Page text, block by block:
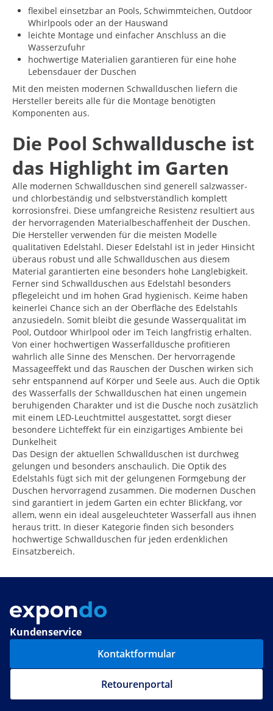
flexibel einsetzbar an Pools, Schwimmteichen, Outdoor
Whirlpools oder an der Hauswand
leichte Montage und einfacher Anschluss an die
Wasserzufuhr
hochwertige Materialien garantieren für eine hohe
Lebensdauer der Duschen
Mit den meisten modernen Schwallduschen liefern die
Hersteller bereits alle für die Montage benötigten
Komponenten aus.
Die Pool Schwalldusche ist
das Highlight im Garten
Alle modernen Schwallduschen sind generell salzwasser-
und chlorbeständig und selbstverständlich komplett
korrosionsfrei. Diese umfangreiche Resistenz resultiert aus
der hervorragenden Materialbeschaffenheit der Duschen.
Die Hersteller verwenden für die meisten Modelle
qualitativen Edelstahl. Dieser Edelstahl ist in jeder Hinsicht
überaus robust und alle Schwallduschen aus diesem
Material garantierten eine besonders hohe Langlebigkeit.
Ferner sind Schwallduschen aus Edelstahl besonders
pflegeleicht und im hohen Grad hygienisch. Keime haben
keinerlei Chance sich an der Oberfläche des Edelstahls
anzusiedeln. Somit bleibt die gesunde Wasserqualität im
Pool, Outdoor Whirlpool oder im Teich langfristig erhalten.
Von einer hochwertigen Wasserfalldusche profitieren
wahrlich alle Sinne des Menschen. Der hervorragende
Massageeffekt und das Rauschen der Duschen wirken sich
sehr entspannend auf Körper und Seele aus. Auch die Optik
des Wasserfalls der Schwallduschen hat einen ungemein
beruhigenden Charakter und ist die Dusche noch zusätzlich
mit einem LED-Leuchtmittel ausgestattet, sorgt dieser
besondere Lichteffekt für ein einzigartiges Ambiente bei
Dunkelheit
Das Design der aktuellen Schwallduschen ist durchweg
gelungen und besonders anschaulich. Die Optik des
Edelstahls fügt sich mit der gelungenen Formgebung der
Duschen hervorragend zusammen. Die modernen Duschen
sind garantiert in jedem Garten ein echter Blickfang, vor
allem, wenn ein ideal ausgeleuchteter Wasserfall aus ihnen
heraus tritt. In dieser Kategorie finden sich besonders
hochwertige Schwallduschen für jeden erdenklichen
Einsatzbereich.
Kundenservice
Kontaktformular
Retourenportal